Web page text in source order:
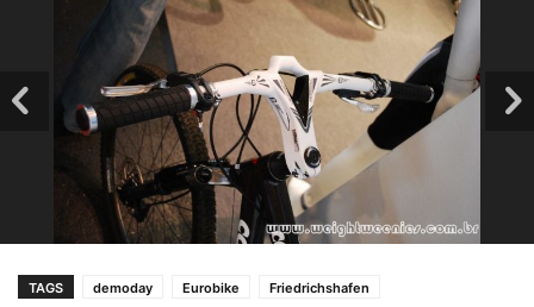
TAGS demoday Eurobike Friedrichshafen